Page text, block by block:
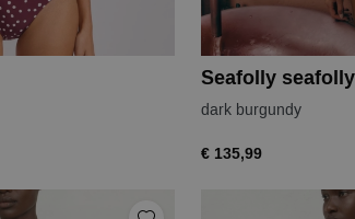
dark burgundy
€ 135,99